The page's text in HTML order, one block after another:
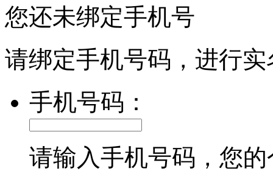
您还未绑定手机号
请绑定手机号码，进行
手机号码：
请输入手机号码，您